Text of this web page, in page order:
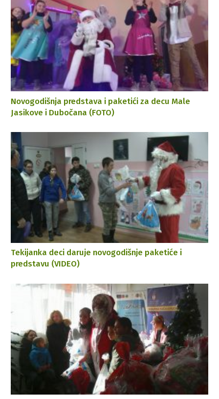
Novogodišnja predstava i paketići za decu Male
Jasikove i Dubočana (FOTO)
Tekijanka deci daruje novogodišnje paketiće i
predstavu (VIDEO)